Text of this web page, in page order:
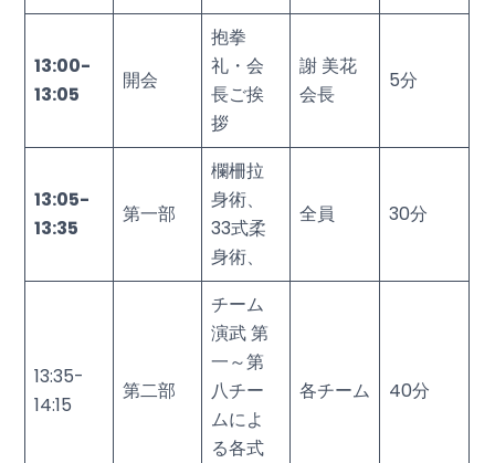
13:00-
13:05
開会
抱拳
礼・会
長ご挨
拶
謝 美花
会長
5分
13:05-
13:35
第一部
欄柵拉
身術、
33式柔
身術、
全員 30分
13:35-
14:15
第二部
チーム
演武 第
一～第
八チー
ムによ
る各式
各チーム 40分